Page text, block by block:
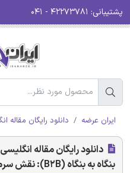
پشتیبانی:
ایران عرضه دانلود رایگان مقاله
دانلود رایگان مقاله
بنگاه به بنگاه (B2B): نقش سرمایه فکری و داخلی - نشریه الزویر